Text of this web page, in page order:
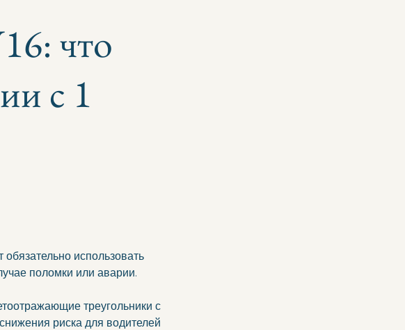
что
с 1
использовать
поломки или аварии.
треугольники с
риска для водителей